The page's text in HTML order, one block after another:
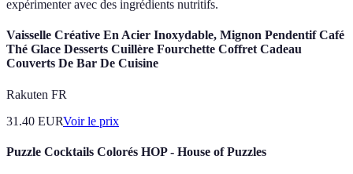
expérimenter avec des ingrédients nutritifs.
Vaisselle Créative En Acier Inoxydable, Mignon Pendentif Café
Thé Glace Desserts Cuillère Fourchette Coffret Cadeau
Couverts De Bar De Cuisine
Rakuten FR
31.40 EURVoir le prix
Puzzle Cocktails Colorés HOP - House of Puzzles